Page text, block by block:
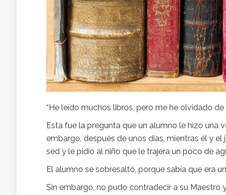
“He leído muchos libros, pero me he olvidado
Esta fue la pregunta que un alumno le hizo una
embargo, después de unos días, mientras él y
sed y le pidió al niño que le trajera un poco de
El alumno se sobresaltó, porque sabía que era
Sin embargo, no pudo contradecir a su